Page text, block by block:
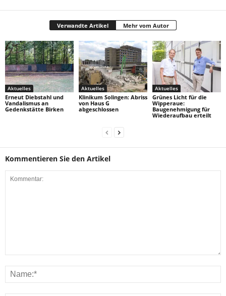
Verwandte Artikel Mehr vom Autor
Aktuelles
Erneut Diebstahl und
Vandalismus an
Gedenkstätte Birken
Aktuelles
Klinikum Solingen: Abriss
von Haus G
abgeschlossen
Aktuelles
Grünes Licht für die
Wipperaue:
Baugenehmigung für
Wiederaufbau erteilt
Kommentieren Sie den Artikel